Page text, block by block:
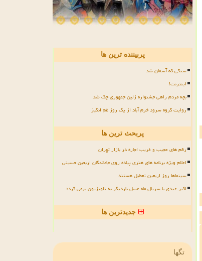
پربیننده ترین ها
سنگی که آسمان شد
اینترنت!
بچه مردم راهی جشنواره زلین جمهوری چک شد
روایت گروه سرود خرم آباد از یک روز غم انگیز
پربحث ترین ها
رقم های عجیب و غریب اجاره در بازار تهران
اعلام ویژه برنامه های هنری پیاده روی جاماندگان اربعین حسینی
سینماها روز اربعین تعطیل هستند
اکبر عبدی با سریال ماه عسل باردیگر به تلویزیون برمی گردد
جدیدترین ها
تگها